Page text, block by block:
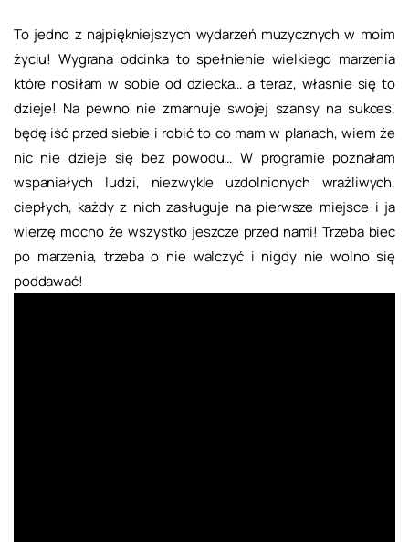
To jedno z najpiękniejszych wydarzeń muzycznych w moim
życiu! Wygrana odcinka to spełnienie wielkiego marzenia
które nosiłam w sobie od dziecka… a teraz, własnie się to
dzieje! Na pewno nie zmarnuje swojej szansy na sukces,
będę iść przed siebie i robić to co mam w planach, wiem że
nic nie dzieje się bez powodu… W programie poznałam
wspaniałych ludzi, niezwykle uzdolnionych wrażliwych,
ciepłych, każdy z nich zasługuje na pierwsze miejsce i ja
wierzę mocno że wszystko jeszcze przed nami! Trzeba biec
po marzenia, trzeba o nie walczyć i nigdy nie wolno się
poddawać!